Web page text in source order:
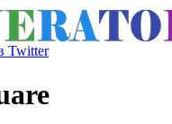
Twitter